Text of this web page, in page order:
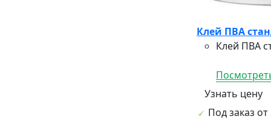
Клей ПВА
Клей ПВА
Узнать цену
Под заказ от